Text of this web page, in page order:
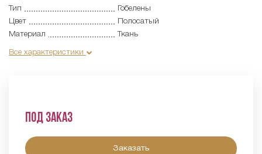
Тип
Гобелены
Цвет
Полосатый
Материал
Ткань
Все характеристики
Под заказ
Заказать